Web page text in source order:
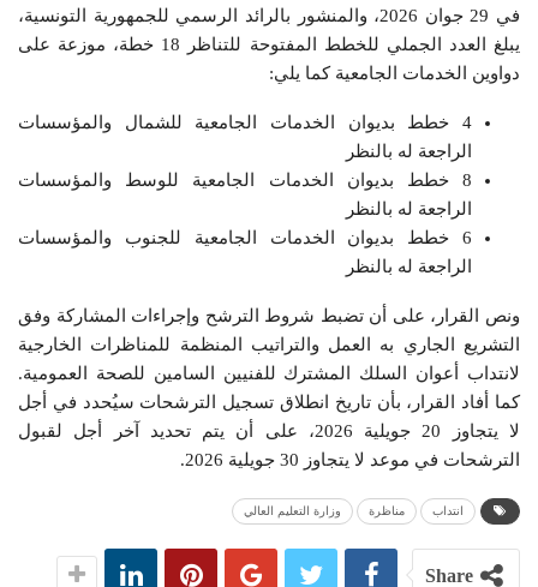
في 29 جوان 2026، والمنشور بالرائد الرسمي للجمهورية التونسية،
يبلغ العدد الجملي للخطط المفتوحة للتناظر 18 خطة، موزعة على
دواوين الخدمات الجامعية كما يلي:
4 خطط بديوان الخدمات الجامعية للشمال والمؤسسات
الراجعة له بالنظر
8 خطط بديوان الخدمات الجامعية للوسط والمؤسسات
الراجعة له بالنظر
6 خطط بديوان الخدمات الجامعية للجنوب والمؤسسات
الراجعة له بالنظر
ونص القرار، على أن تضبط شروط الترشح وإجراءات المشاركة وفق
التشريع الجاري به العمل والتراتيب المنظمة للمناظرات الخارجية
لانتداب أعوان السلك المشترك للفنيين السامين للصحة العمومية.
كما أفاد القرار، بأن تاريخ انطلاق تسجيل الترشحات سيُحدد في أجل
لا يتجاوز 20 جويلية 2026، على أن يتم تحديد آخر أجل لقبول
الترشحات في موعد لا يتجاوز 30 جويلية 2026.
انتداب مناظرة وزارة التعليم العالي
Share